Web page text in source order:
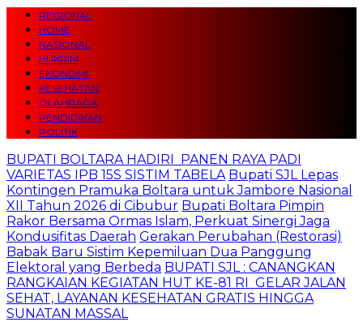
REGIONAL
HOME
NASIONAL
HUKRIM
EKONOMI
KESEHATAN
OLAHRAGA
PENDIDIKAN
POLITIK
BUPATI BOLTARA HADIRI PANEN RAYA PADI
VARIETAS IPB 15S SISTIM TABELA Bupati SJL Lepas
Kontingen Pramuka Boltara untuk Jambore Nasional
XII Tahun 2026 di Cibubur Bupati Boltara Pimpin
Rakor Bersama Ormas Islam, Perkuat Sinergi Jaga
Kondusifitas Daerah Gerakan Perubahan (Restorasi)
Babak Baru Sistim Kepemiluan Dua Panggung
Elektoral yang Berbeda BUPATI SJL : CANANGKAN
RANGKAIAN KEGIATAN HUT KE-81 RI GELAR JALAN
SEHAT, LAYANAN KESEHATAN GRATIS HINGGA
SUNATAN MASSAL